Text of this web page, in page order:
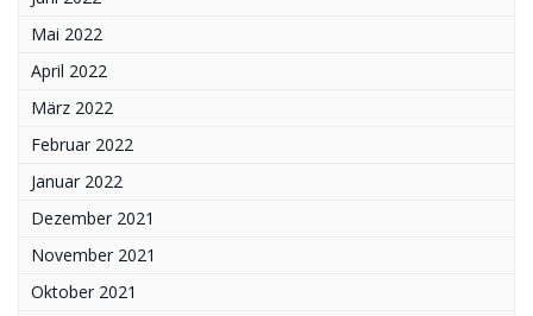
Mai 2022
April 2022
März 2022
Februar 2022
Januar 2022
Dezember 2021
November 2021
Oktober 2021